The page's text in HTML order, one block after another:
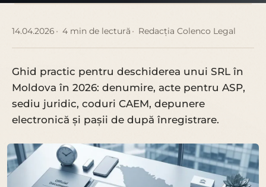
14.04.2026 4 min de lectură Redacția Colenco Legal
Ghid practic pentru deschiderea unui SRL în
Moldova în 2026: denumire, acte pentru ASP,
sediu juridic, coduri CAEM, depunere
electronică și pașii de după înregistrare.